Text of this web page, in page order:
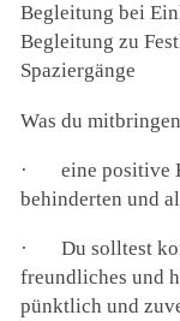
Begleitung bei
Begleitung zu
Spaziergänge
Was du
·eine positive
behinderten und
·Du solltest
freundliches und
pünktlich und